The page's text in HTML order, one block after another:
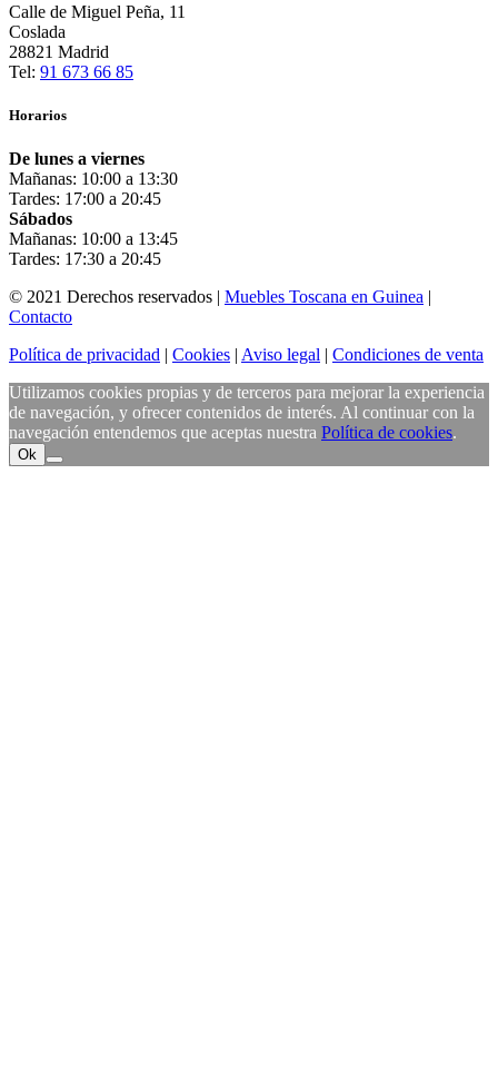
Calle de Miguel Peña, 11
Coslada
28821 Madrid
Tel: 91 673 66 85
Horarios
De lunes a viernes
Mañanas: 10:00 a 13:30
Tardes: 17:00 a 20:45
Sábados
Mañanas: 10:00 a 13:45
Tardes: 17:30 a 20:45
© 2021 Derechos reservados | Muebles Toscana en Guinea |
Contacto
Política de privacidad | Cookies | Aviso legal | Condiciones de venta
Utilizamos cookies propias y de terceros para mejorar la experiencia
de navegación, y ofrecer contenidos de interés. Al continuar con la
navegación entendemos que aceptas nuestra Política de cookies.
Ok